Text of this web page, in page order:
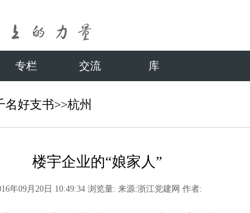
专栏 交流 库
名好支书>>杭州
楼宇企业的“娘家人”
年09月20日 10:49:34 浏览量: 来源:浙江党建网 作者: